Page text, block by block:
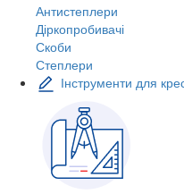
Антистеплери
Діркопробивачі
Скоби
Степлери
Інструменти для